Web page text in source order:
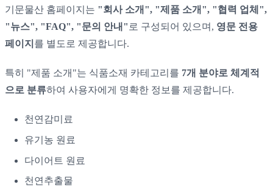
기문물산 홈페이지는 "회사 소개", "제품 소개", "협력 업체",
"뉴스", "FAQ", "문의 안내" 로 구성되어 있으며, 영문 전용
페이지 를 별도로 제공합니다.
특히 "제품 소개"는 식품소재 카테고리를 7개 분야로 체계적
으로 분류하여 사용자에게 명확한 정보를 제공합니다.
천연감미료
유기농 원료
다이어트 원료
천연추출물